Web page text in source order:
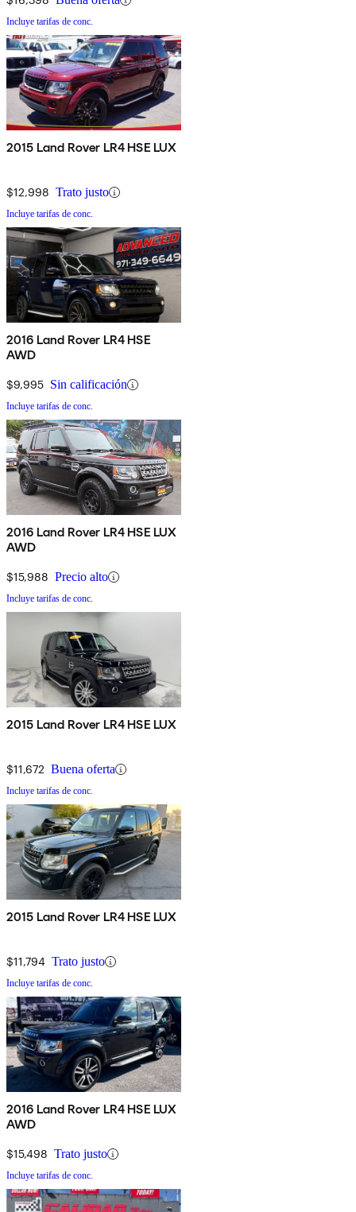
Incluye tarifas de conc.
2015 Land Rover LR4 HSE LUX
$12,998 Trato justo
Incluye tarifas de conc.
2016 Land Rover LR4 HSE
AWD
$9,995 Sin calificación
Incluye tarifas de conc.
2016 Land Rover LR4 HSE LUX
AWD
$15,988 Precio alto
Incluye tarifas de conc.
2015 Land Rover LR4 HSE LUX
$11,672 Buena oferta
Incluye tarifas de conc.
2015 Land Rover LR4 HSE LUX
$11,794 Trato justo
Incluye tarifas de conc.
2016 Land Rover LR4 HSE LUX
AWD
$15,498 Trato justo
Incluye tarifas de conc.